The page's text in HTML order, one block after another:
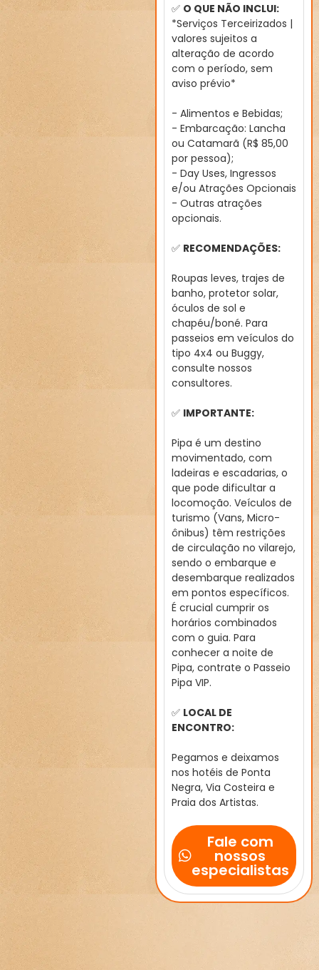
✅ O QUE NÃO INCLUI:
*Serviços Terceirizados |
valores sujeitos a
alteração de acordo
com o período, sem
aviso prévio*
- Alimentos e Bebidas;
- Embarcação: Lancha
ou Catamarã (R$ 85,00
por pessoa);
- Day Uses, Ingressos
e/ou Atrações Opcionais
- Outras atrações
opcionais.
✅ RECOMENDAÇÕES:
Roupas leves, trajes de
banho, protetor solar,
óculos de sol e
chapéu/boné. Para
passeios em veículos do
tipo 4x4 ou Buggy,
consulte nossos
consultores.
✅ IMPORTANTE:
Pipa é um destino
movimentado, com
ladeiras e escadarias, o
que pode dificultar a
locomoção. Veículos de
turismo (Vans, Micro-
ônibus) têm restrições
de circulação no vilarejo,
sendo o embarque e
desembarque realizados
em pontos específicos.
É crucial cumprir os
horários combinados
com o guia. Para
conhecer a noite de
Pipa, contrate o Passeio
Pipa VIP.
✅ LOCAL DE
ENCONTRO:
Pegamos e deixamos
nos hotéis de Ponta
Negra, Via Costeira e
Praia dos Artistas.
Fale com
nossos
especialistas